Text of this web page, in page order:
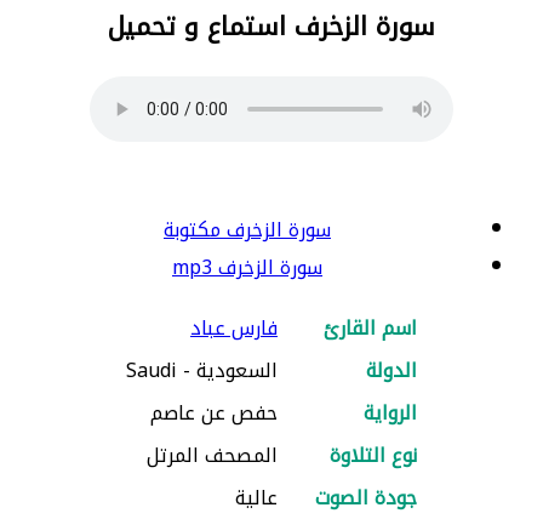
سورة الزخرف استماع و تحميل
سورة الزخرف مكتوبة
سورة الزخرف mp3
اسم القارئ
فارس عباد
الدولة
السعودية - Saudi
الرواية
حفص عن عاصم
نوع التلاوة
المصحف المرتل
جودة الصوت
عالية